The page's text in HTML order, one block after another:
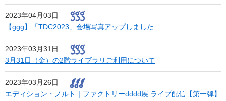
2023年04月03日
【ggg】「TDC2023」会場写真アップしました
2023年03月31日
3月31日（金）の2階ライブラリご利用について
2023年03月26日
エディション・ノルト｜ファクトリーdddd展 ライブ配信【第一弾】